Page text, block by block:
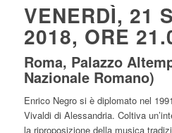
VENERDÌ, 21
2018, ORE
Roma, Palazzo
Nazionale Romano)
Enrico Negro si è diplomato nel
Vivaldi di Alessandria. Coltiva
la riproposizione della musica